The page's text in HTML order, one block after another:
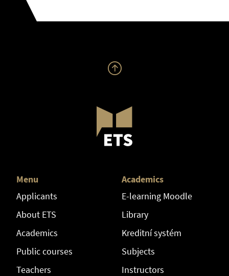
Menu
Applicants
About ETS
Academics
Public courses
Teachers
Academics
E-learning Moodle
Library
Kreditní systém
Subjects
Instructors